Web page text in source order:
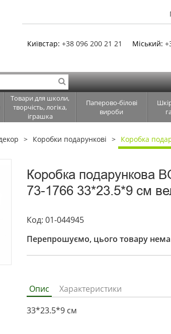
Київстар: +38 096 200 21 21 Міський:
Товари для школи,
творчість, логіка,
іграшка
Паперово-білові
вироби
Коробки подарункові Коробка
Коробка подарункова
73-1766 33*23.5*9 см
Код: 01-044945
Перепрошуємо, цього товару нема
Опис
Характеристики
33*23.5*9 см